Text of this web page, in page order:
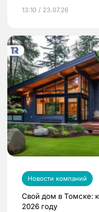
13:10 / 23.07.26
Новости компаний
Свой дом в Томске:
2026 году